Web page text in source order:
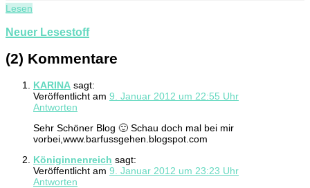
Lesen
Neuer Lesestoff
(2) Kommentare
KARINA sagt:
Veröffentlicht am 9. Januar 2012 um 22:55 Uhr
Antworten
Sehr Schöner Blog 🙂 Schau doch mal bei mir
vorbei,www.barfussgehen.blogspot.com
Königinnenreich sagt:
Veröffentlicht am 9. Januar 2012 um 23:23 Uhr
Antworten